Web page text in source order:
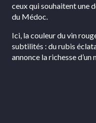
ceux qui souhaitent une
du Médoc.
Ici, la couleur du vin
subtilités : du rubis
annonce la richesse